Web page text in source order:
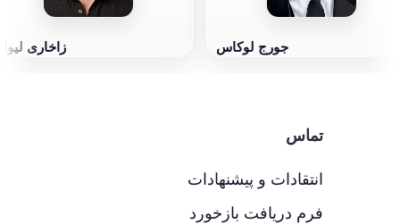
زاخاری جورج لوکاس
تماس
انتقادات و پیشنهادات
فرم دریافت بازخورد